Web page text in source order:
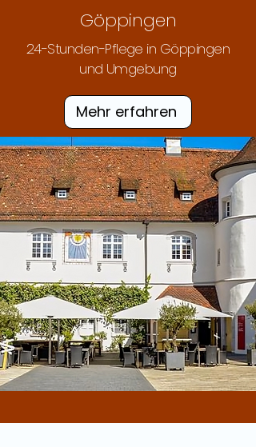
Göppingen
​24-Stunden-Pflege in Göppingen
und Umgebung
Mehr erfahren